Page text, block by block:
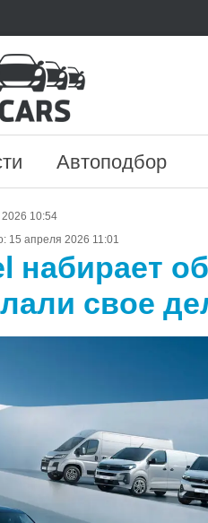
Автоподбор
10:54
15 апреля 2026 11:01
набирает
свое